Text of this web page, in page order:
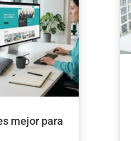
mejor para